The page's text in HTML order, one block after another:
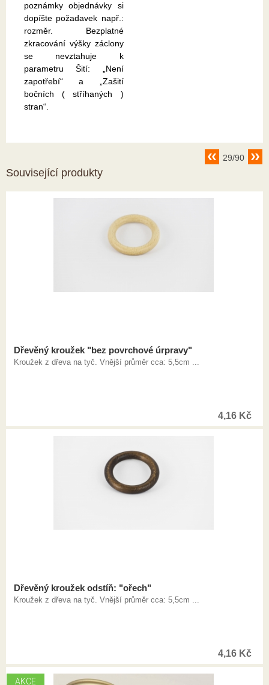
poznámky objednávky si
dopíšte požadavek např.:
rozměr. Bezplatné
zkracování výšky záclony
se nevztahuje k
parametru Šití: „Není
zapotřebí“ a „Zašití
bočních ( stříhaných )
stran“.
29/90
Související produkty
Dřevěný kroužek "bez povrchové úrpravy"
Kroužek z dřeva na tyč. Vnější průměr cca: 5,5cm ...
4,16 Kč
Dřevěný kroužek odstíň: "ořech"
Kroužek z dřeva na tyč. Vnější průměr cca: 5,5cm ...
4,16 Kč
AKCE